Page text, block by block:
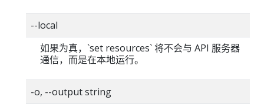
--local
如果为真，`set resources` 将不会与 API 服务器
通信，而是在本地运行。
-o, --output string